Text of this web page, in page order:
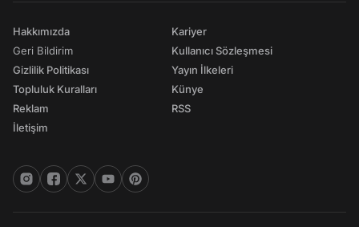
Hakkımızda
Geri Bildirim
Gizlilik Politikası
Topluluk Kuralları
Reklam
İletişim
Kariyer
Kullanıcı Sözleşmesi
Yayın İlkeleri
Künye
RSS